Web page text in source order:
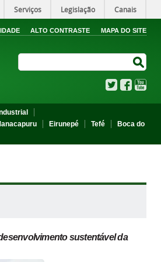
Serviços Legislação Canais
ALTO CONTRASTE MAPA DO SITE
TwitterFacebook
Eirunepé Tefé
Boca do
sustentável da